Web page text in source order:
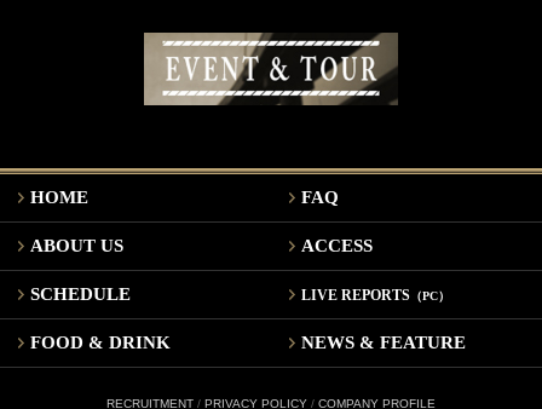
HOME FAQ
ABOUT US ACCESS
SCHEDULE LIVE REPORTS （PC）
FOOD & DRINK NEWS & FEATURE
RECRUITMENT / PRIVACY POLICY / COMPANY PROFILE